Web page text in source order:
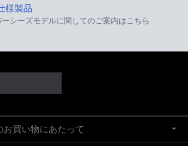
様製品
ーシーズモデルに関してのご案内はこちら
お買い物にあたって